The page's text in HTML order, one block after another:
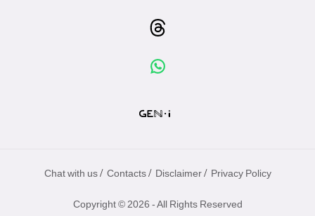
Chat with us / Contacts / Disclaimer / Privacy Policy
Copyright © 2026 - All Rights Reserved